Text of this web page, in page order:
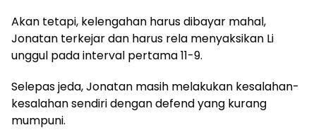
Akan tetapi, kelengahan harus dibayar mahal,
Jonatan terkejar dan harus rela menyaksikan Li
unggul pada interval pertama 11-9.
Selepas jeda, Jonatan masih melakukan kesalahan-
kesalahan sendiri dengan defend yang kurang
mumpuni.